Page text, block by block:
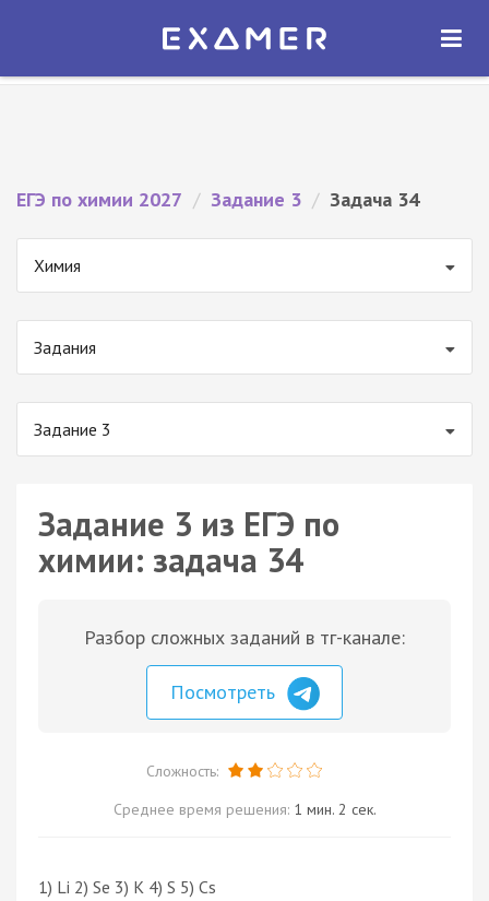
Экзамер — ЕГЭ 2027
ОТКРЫТЬ
ЕГЭ по химии 2027 / Задание 3 / Задача 34
Химия
Задания
Задание 3
Задание 3 из ЕГЭ по
химии: задача 34
Разбор сложных заданий в тг-канале:
Посмотреть
Сложность:
Среднее время решения: 1 мин. 2 сек.
1) Li 2) Se 3) K 4) S 5) Cs